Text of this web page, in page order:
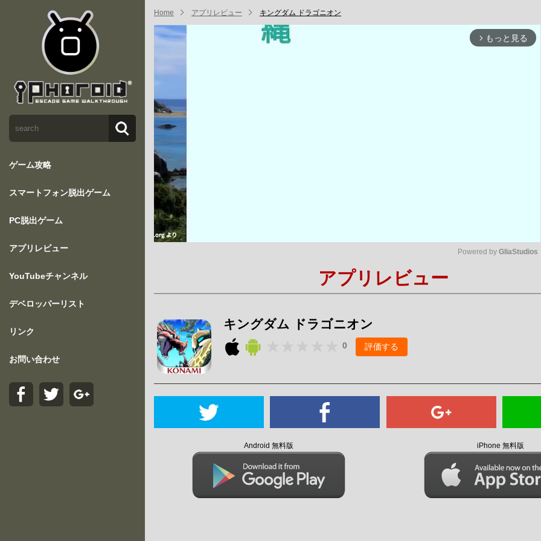
ゲーム攻略
スマートフォン脱出ゲーム
PC脱出ゲーム
アプリレビュー
YouTubeチャンネル
デベロッパーリスト
リンク
お問い合わせ
Home アプリレビュー キングダム ドラゴニオン
arrow_forward_ios もっと見る
Powered by GliaStudios
アプリレビュー
キングダム ドラゴニオン
0 評価する
Android 無料版 iPhone 無料版